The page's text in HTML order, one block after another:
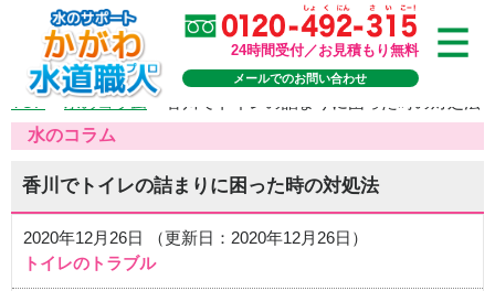
24時間受付／お見積もり無料
メールでのお問い合わせ
TOP>水のコラム >
水のコラム
香川でトイレの詰まりに困った時の対処法
2020年12月26日 （更新日：2020年12月26日）
トイレのトラブル